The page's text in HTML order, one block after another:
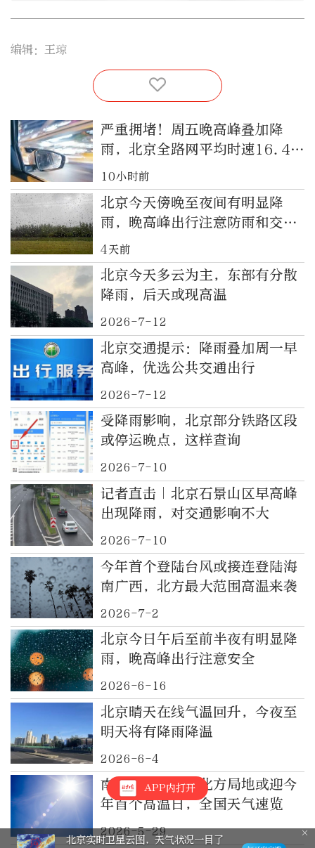
编辑：王琼
严重拥堵！周五晚高峰叠加降
雨，北京全路网平均时速16.4公
里
10小时前
北京今天傍晚至夜间有明显降
雨，晚高峰出行注意防雨和交通
安全
4天前
北京今天多云为主，东部有分散
降雨，后天或现高温
2026-7-12
北京交通提示：降雨叠加周一早
高峰，优选公共交通出行
2026-7-12
受降雨影响，北京部分铁路区段
或停运晚点，这样查询
2026-7-10
记者直击｜北京石景山区早高峰
出现降雨，对交通影响不大
2026-7-10
今年首个登陆台风或接连登陆海
南广西，北方最大范围高温来袭
2026-7-2
北京今日午后至前半夜有明显降
雨，晚高峰出行注意安全
2026-6-16
北京晴天在线气温回升，今夜至
明天将有降雨降温
2026-6-4
南方降雨减弱，北方局地或迎今
年首个高温日，全国天气速览
2026-5-29
APP内打开
棋缘！晒出我的“晚报杯” 有奖征集